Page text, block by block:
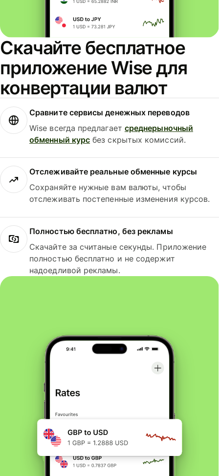
Скачайте бесплатное
приложение Wise для
конвертации валют
Сравните сервисы денежных переводов
Wise всегда предлагает среднерыночный
обменный курс без скрытых комиссий.
Отслеживайте реальные обменные курсы
Сохраняйте нужные вам валюты, чтобы
отслеживать постепенные изменения курсов.
Полностью бесплатно, без рекламы
Скачайте за считаные секунды. Приложение
полностью бесплатно и не содержит
надоедливой рекламы.